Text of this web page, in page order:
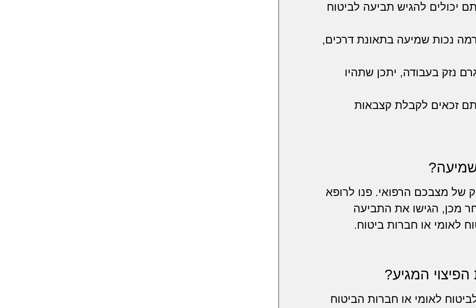
יכולים להגיש תביעה לביטוח
נכות שמיעה בתאונת דרכים,
נזק בעבודה, יתכן שתהיו
זכאים לקבלת קצבאות
שמיעה?
של מצבכם הרפואי. פנו לרופא
מכן, הגישו את התביעה
לאומי או חברות ביטוח.
המגיע?
לאומי או חברות הביטוח